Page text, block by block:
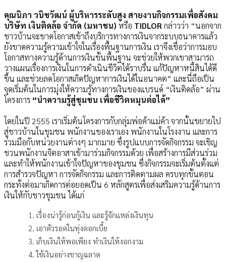
คุณนิภา วนิชวัฒน์ ผู้บริหารระดับสูง สายงานกิจกรรมเพื่อสังคม
บริษัท เงินติดล้อ จำกัด (มหาชน) หรือ TIDLORกล่าวว่า “นอกจาก
ชาวบ้านจะขาดโอกาสเข้าถึงบริการทางการเงินจากระบบธนาคารแล้ว
ยังขาดความรู้ความเข้าใจในเรื่องพื้นฐานการเงิน เราจึงเชื่อว่าการมอบ
โอกาสทางความรู้ด้านการเงินขั้นพื้นฐาน จะช่วยให้พวกเขาสามารถ
วางแผนเรื่องการเงินในการดำเนินชีวิตได้ราบรื่น แก้ปัญหาหนี้สินได้ดี
ขึ้น และช่วยลดโอกาสเกิดปัญหาการเงินได้ในอนาคต” และนี่ถือเป็น
จุดเริ่มต้นในการมุ่งให้ความรู้ทางการเงินของแบรนด์ “เงินติดล้อ” ผ่าน
โครงการ “นำความรู้สู่ชุมชน เพื่อชีวิตหมุนต่อได้”
โดยในปี 2555 เราเริ่มต้นโครงการกับกลุ่มพ่อค้าแม่ค้า จากนั้นขยายไป
สู่ชาวบ้านในชุมชน พนักงานของเราเอง พนักงานในโรงงาน และการ
ร่วมมือกับหน่วยงานต่างๆ มากมาย ซึ่งรูปแบบการจัดกิจกรรม จะเชิญ
ชวนพนักงานจิตอาสาเข้ามาร่วมกิจกรรมด้วย เพื่อสร้างการมีส่วนร่วม
และทำให้พนักงานเข้าใจปัญหาของชุมชน ซึ่งกิจกรรมจะเริ่มต้นตั้งแต่
การสำรวจปัญหา การจัดกิจกรรม และการติดตามผล ครบทุกขั้นตอน
กระทั่งต่อมาเกิดการต่อยอดเป็น 6 หลักสูตรเพื่อส่งเสริมความรู้ด้านการ
เงินให้กับชาวชุมชน ได้แก่
เรื่องน่ารู้ก่อนกู้เงิน และรู้จักแหล่งเงินทุน
เอาตัวรอดในทุ่งดอกเบี้ย
เก็บเงินให้พอเพียง ทำเงินให้งอกงาม
ใช้เงินอย่างชาญฉลาด